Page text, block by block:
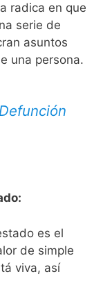
radica en que
serie de
asuntos
una persona.
es el
de simple
viva, así